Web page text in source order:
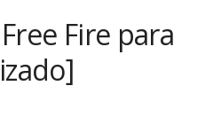
Fire para